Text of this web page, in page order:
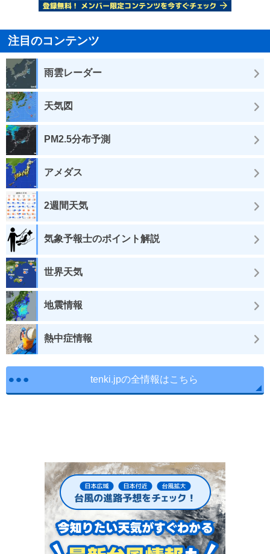
注目のコンテンツ
雨雲レーダー
天気図
PM2.5分布予測
アメダス
2週間天気
気象予報士のポイント解説
世界天気
地震情報
熱中症情報
tenki.jpの全情報はこちら